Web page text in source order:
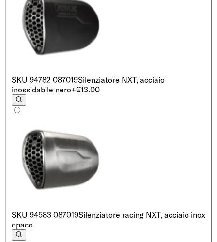
SKU 94782 087019Silenziatore NXT, acciaio
inossidabile nero+€13.00
SKU 94583 087019Silenziatore racing NXT, acciaio inox
opaco